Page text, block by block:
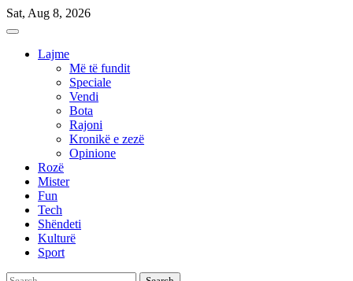
Skip
to
Sat, Aug 8, 2026
Lajme
Më të fundit
Speciale
Vendi
Bota
Rajoni
Kronikë e zezë
Opinione
Rozë
Mister
Fun
Tech
Shëndeti
Kulturë
Sport
Search